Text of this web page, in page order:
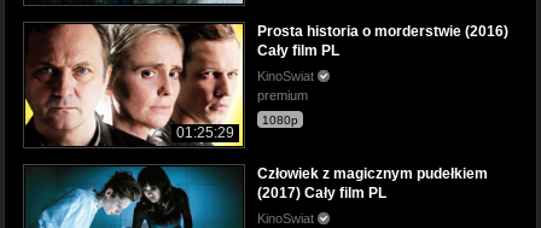
01:25:29
Prosta historia o morderstwie (2016)
Cały film PL
KinoSwiat
premium
1080p
Człowiek z magicznym pudełkiem
(2017) Cały film PL
KinoSwiat